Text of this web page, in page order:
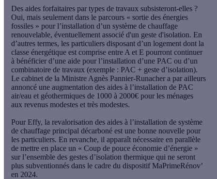
Des aides forfaitaires par types de travaux subsisteront-elles ?
Oui, mais seulement dans le parcours « sortie des énergies
fossiles » pour l’installation d’un système de chauffage
renouvelable, éventuellement associé d'un geste d'isolation. En
d’autres termes, les particuliers disposant d’un logement dont la
classe énergétique est comprise entre A et E pourront continuer
à bénéficier d’une aide pour l’installation d’une PAC ou d’un
combinatoire de travaux (exemple : PAC + geste d’isolation).
Le cabinet de la Ministre Agnès Pannier-Runacher a par ailleurs
annoncé une augmentation des aides à l’installation de PAC
air/eau et géothermiques de 1000 à 2000€ pour les ménages
aux revenus modestes et très modestes.
Pour Effy, la revalorisation des aides à l’installation de système
de chauffage principal décarboné est une bonne nouvelle pour
les particuliers. En revanche, il apparaît nécessaire en parallèle
de mettre en place un « Coup de pouce économie d’énergie »
sur l’ensemble des gestes d’isolation thermique qui ne seront
plus subventionnés dans le cadre du dispositif MaPrimeRénov’
en 2024.